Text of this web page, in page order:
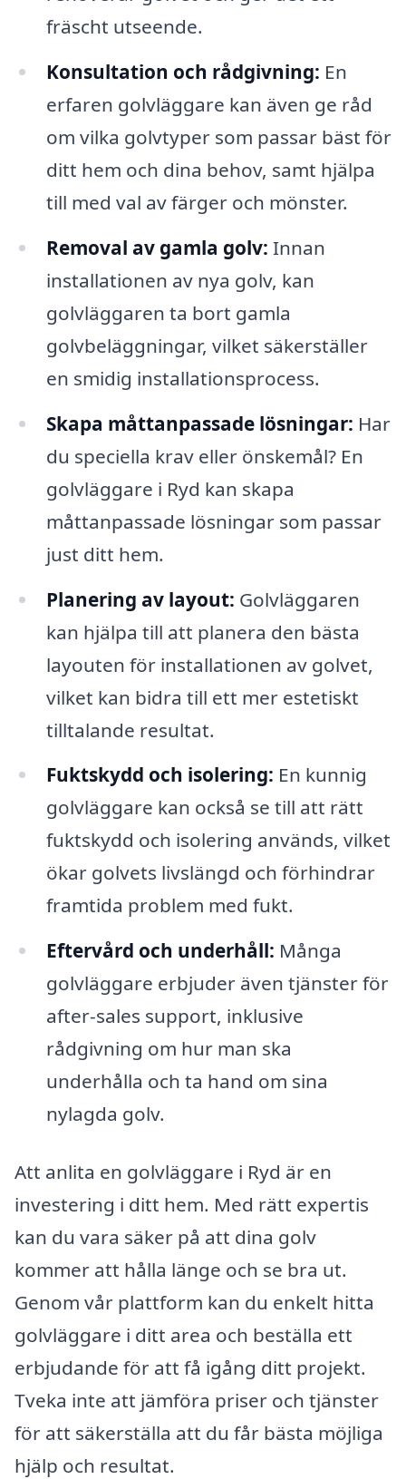
fräscht utseende.
Konsultation och rådgivning: En
erfaren golvläggare kan även ge råd
om vilka golvtyper som passar bäst för
ditt hem och dina behov, samt hjälpa
till med val av färger och mönster.
Removal av gamla golv: Innan
installationen av nya golv, kan
golvläggaren ta bort gamla
golvbeläggningar, vilket säkerställer
en smidig installationsprocess.
Skapa måttanpassade lösningar: Har
du speciella krav eller önskemål? En
golvläggare i Ryd kan skapa
måttanpassade lösningar som passar
just ditt hem.
Planering av layout: Golvläggaren
kan hjälpa till att planera den bästa
layouten för installationen av golvet,
vilket kan bidra till ett mer estetiskt
tilltalande resultat.
Fuktskydd och isolering: En kunnig
golvläggare kan också se till att rätt
fuktskydd och isolering används, vilket
ökar golvets livslängd och förhindrar
framtida problem med fukt.
Eftervård och underhåll: Många
golvläggare erbjuder även tjänster för
after-sales support, inklusive
rådgivning om hur man ska
underhålla och ta hand om sina
nylagda golv.
Att anlita en golvläggare i Ryd är en
investering i ditt hem. Med rätt expertis
kan du vara säker på att dina golv
kommer att hålla länge och se bra ut.
Genom vår plattform kan du enkelt hitta
golvläggare i ditt area och beställa ett
erbjudande för att få igång ditt projekt.
Tveka inte att jämföra priser och tjänster
för att säkerställa att du får bästa möjliga
hjälp och resultat.